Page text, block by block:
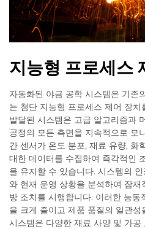
지능형 프로세스
자동화된 야금 공학 시스템은 기존
는 첨단 지능형 프로세스 제어 장
발달된 시스템은 고급 알고리즘과
공정의 모든 측면을 지속적으로 모
간 센서가 온도 분포, 재료 유량, 화
대한 데이터를 수집하여 즉각적인
을 유지할 수 있습니다. 시스템의
와 현재 운영 상황을 분석하여 잠
방 조치를 시행합니다. 이러한 능
을 크게 줄이고 제품 품질의 일관
시스템은 다양한 재료 사양 및 가